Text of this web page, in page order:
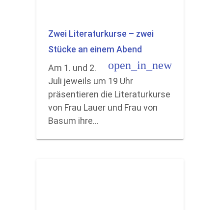
Zwei Literaturkurse – zwei
Stücke an einem Abend
open_in_new
Am 1. und 2.
Juli jeweils um 19 Uhr
präsentieren die Literaturkurse
von Frau Lauer und Frau von
Basum ihre…